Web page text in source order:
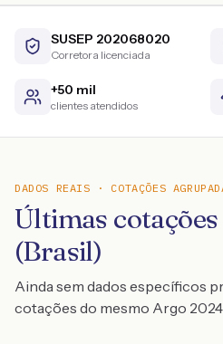
SUSEP 202068020
Corretora licenciada
+50 mil
clientes atendidos
DADOS REAIS · COTAÇÕES
Últimas
(Brasil)
Ainda sem dados específicos
cotações do mesmo Argo